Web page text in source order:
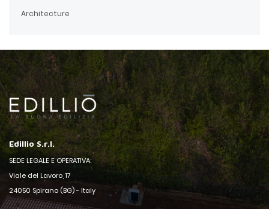
Architecture
Edillio S.r.l.
SEDE LEGALE E OPERATIVA:
Viale del Lavoro, 17
24050 Spirano (BG) - Italy